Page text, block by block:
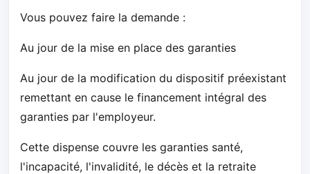
Vous pouvez faire la demande :
Au jour de la mise en place des garanties
Au jour de la modification du dispositif préexistant
remettant en cause le financement intégral des
garanties par l'employeur.
Cette dispense couvre les garanties santé,
l'incapacité, l'invalidité, le décès et la retraite